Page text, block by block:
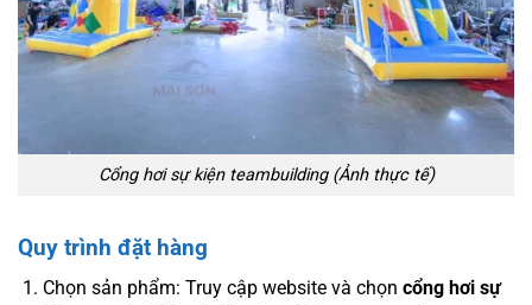
Cổng hơi sự kiện teambuilding (Ảnh thực tế)
Quy trình đặt hàng
Chọn sản phẩm: Truy cập website và chọn cổng hơi sự